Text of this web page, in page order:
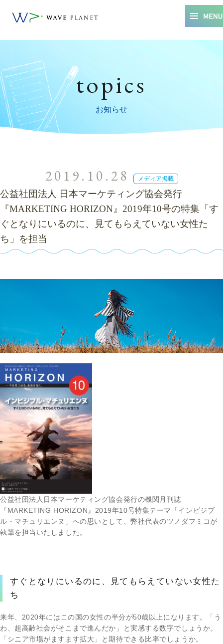
topics
お知らせ
2019.10.28 メディア掲載
公益社団法人 日本マーケティング協会発行
『MARKETING HORIZON』2019年10号の特集「す
ぐとなりにいるのに、見てもらえていない女性た
ち」を担当
公益社団法人日本マーケティング協会発行の機関月刊誌
『MARKETING HORIZON』2019年10号特集テーマ「インビジブ
ル・マチュリエンヌ」への思いとして、弊社代表のツノダフミコが
執筆を担当いたしました。
すぐとなりにいるのに、見てもらえていない女性た
ち
来年、2020年にはこの国の女性の半分が50歳以上になります。「う
わ、超高齢社会がそこまで進んだか」と実感する数字でしょうか。
「シニア市場がますます拡大」と期待できる比率でしょうか。